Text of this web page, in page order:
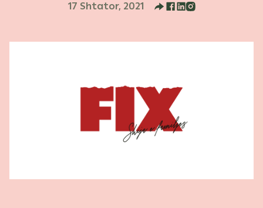
Fabrika
Edukohu me Fix
17 Shtator, 2021